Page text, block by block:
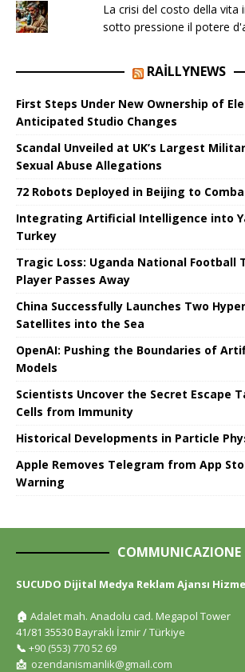
La crisi del costo della vita
sotto pressione il potere
RAILLYNEWS
First Steps Under New Ownership of
Anticipated Studio Changes
Scandal Unveiled at UK’s Largest
Sexual Abuse Allegations
72 Robots Deployed in Beijing to
Integrating Artificial Intelligence into
Turkey
Tragic Loss: Uganda National Football
Player Passes Away
China Successfully Launches Two
Satellites into the Sea
OpenAI: Pushing the Boundaries of
Models
Scientists Uncover the Secret Escape
Cells from Immunity
Historical Developments in Particle
Apple Removes Telegram from App
Warning
COMMUNICAZIONE
SUCUDO Dijital Medya Reklam Ajansı
🏠 Adalet mah. Anadolu cad. Megapol Tower
41/81 35530 Bayraklı İzmir / Türkiye
📞 +90 (553) 770 52 69
📩 ozendanismanlik@gmail.com